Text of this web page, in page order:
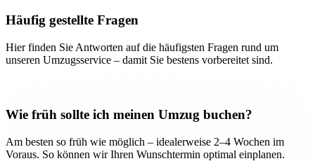
Häufig gestellte Fragen
Hier finden Sie Antworten auf die häufigsten Fragen rund um
unseren Umzugsservice – damit Sie bestens vorbereitet sind.
Wie früh sollte ich meinen Umzug buchen?
Am besten so früh wie möglich – idealerweise 2–4 Wochen im
Voraus. So können wir Ihren Wunschtermin optimal einplanen.